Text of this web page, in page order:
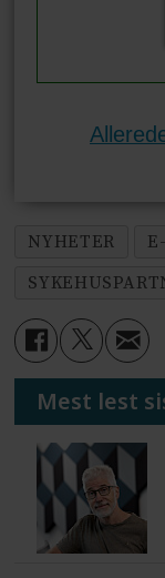
NYHETER
Mest lest